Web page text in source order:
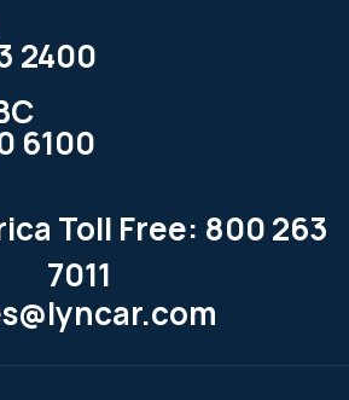
2400
6100
Toll Free: 800 263
7011